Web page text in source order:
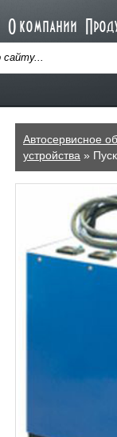
О компании
Автосервисное
устройства »